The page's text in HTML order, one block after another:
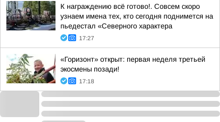
К награждению всё готово!. Совсем скоро
узнаем имена тех, кто сегодня поднимется на
пьедестал «Северного характера
17:27
«Горизонт» открыт: первая неделя третьей
экосмены позади!
17:18